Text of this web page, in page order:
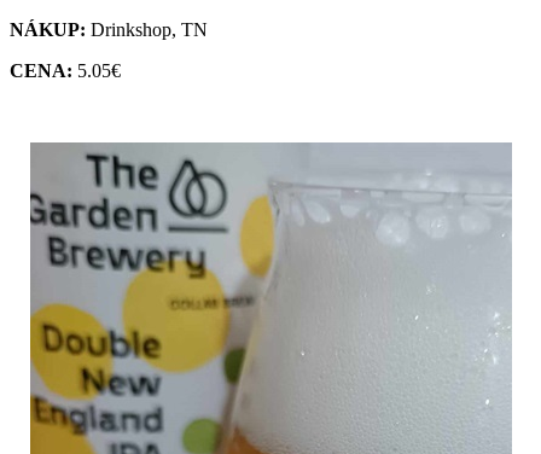
NÁKUP: Drinkshop, TN
CENA: 5.05€